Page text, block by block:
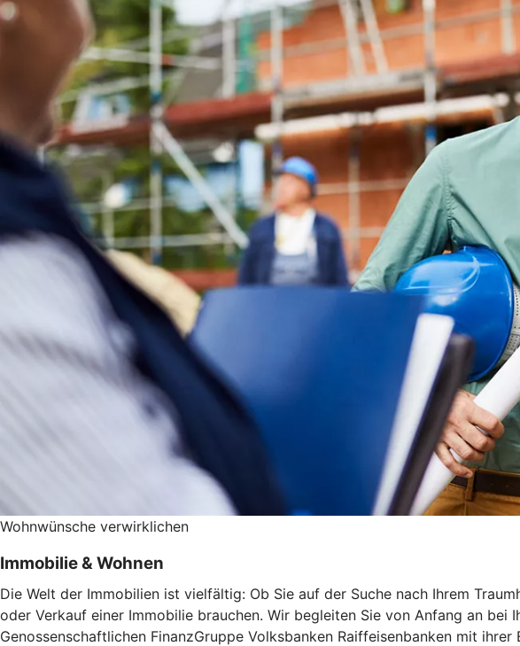
Wohnwünsche verwirklichen
Immobilie & Wohnen
Die Welt der Immobilien ist vielfältig: Ob Sie auf der Suche nach Ihrem
oder Verkauf einer Immobilie brauchen. Wir begleiten Sie von Anfang an bei
Genossenschaftlichen FinanzGruppe Volksbanken Raiffeisenbanken mit